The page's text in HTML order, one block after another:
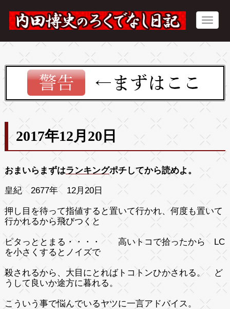
2017年12月20日
おまいらまずはランキングポチしてから読めよ。
皇紀 2677年 12月20日
押し目を待って指値すると置いて行かれ、何度も置いて
行かれるから飛びつくと
ピタっととまる・・・・ 高いトコで拾ったから LC
を小さくするとノイズで
殺されるから、大目にとればトコトンひかされる。 ど
うして良いか途方に暮れる。
こういう事で悩んでいるヤツに一言アドバイス。